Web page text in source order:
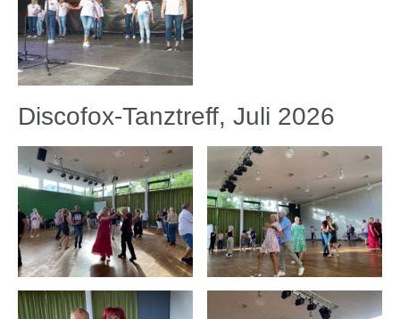
Discofox-Tanztreff, Juli 2026